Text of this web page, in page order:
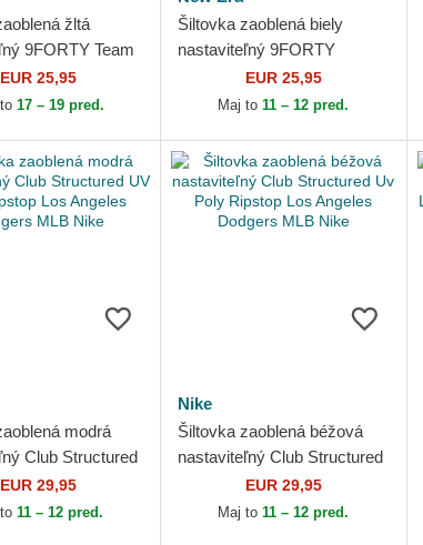
žltá
9FORTY Team
Angeles Dodgers
Era
EUR 25,95
17 – 19 pred.
Šiltovka zaoblená biely
nastaviteľný 9FORTY
League Essential Los
Angeles Dodgers MLB New
EUR 25,95
Maj to11 – 12 pred.
modrá
Club Structured
Los
MLB Nike
EUR 29,95
to11 – 12 pred.
Nike
Šiltovka zaoblená béžová
nastaviteľný Club Structured
Uv Poly Ripstop Los Angeles
Dodgers MLB Nike
EUR 29,95
Maj to11 – 12 pred.